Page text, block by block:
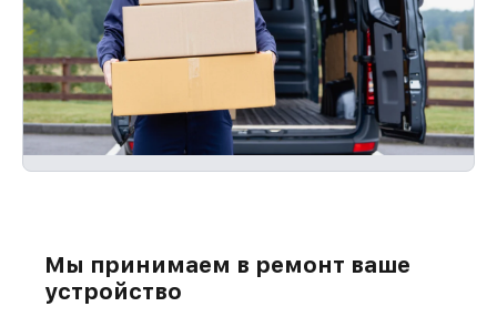
Мы принимаем в ремонт ваше
устройство